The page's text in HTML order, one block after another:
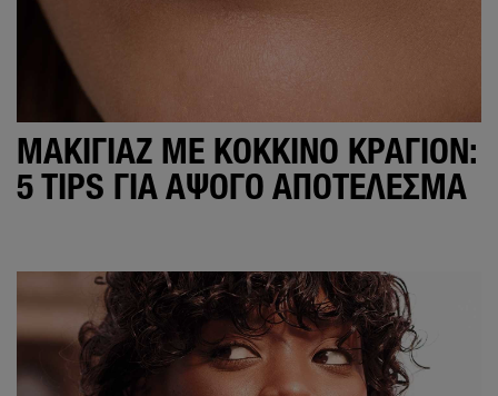
ΜΑΚΙΓΙΆΖ ΜΕ ΚΌΚΚΙΝΟ ΚΡΑΓΙΌΝ:
5 TIPS ΓΙΑ ΆΨΟΓΟ ΑΠΟΤΈΛΕΣΜΑ